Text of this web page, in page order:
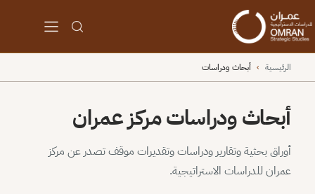
الرئيسية › أبحاث ودراسات
أبحاث ودراسات مركز عمران
أوراق بحثية وتقارير ودراسات وتقديرات موقف تصدر عن مركز
عمران للدراسات الاستراتيجية.